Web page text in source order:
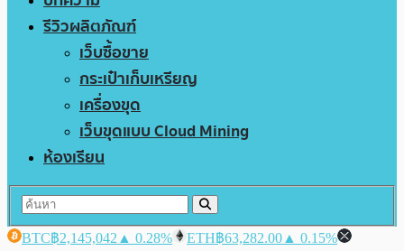
รีวิวผลิตภัณฑ์
เว็บซื้อขาย
กระเป๋าเก็บเหรียญ
เครื่องขุด
เว็บขุดแบบ Cloud Mining
ห้องเรียน
BTC฿2,145,042 ▲ 0.28% ETH฿63,282.00 ▲ 0.15%